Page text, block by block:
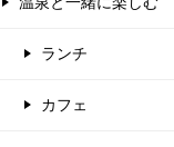
ランチ
カフェ